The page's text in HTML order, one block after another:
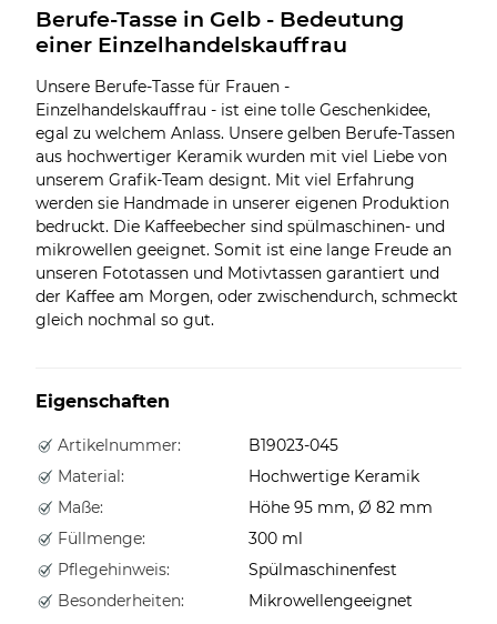
Berufe-Tasse in Gelb - Bedeutung
einer Einzelhandelskauffrau
Unsere Berufe-Tasse für Frauen -
Einzelhandelskauffrau - ist eine tolle Geschenkidee,
egal zu welchem Anlass. Unsere gelben Berufe-Tassen
aus hochwertiger Keramik wurden mit viel Liebe von
unserem Grafik-Team designt. Mit viel Erfahrung
werden sie Handmade in unserer eigenen Produktion
bedruckt. Die Kaffeebecher sind spülmaschinen- und
mikrowellen geeignet. Somit ist eine lange Freude an
unseren Fototassen und Motivtassen garantiert und
der Kaffee am Morgen, oder zwischendurch, schmeckt
gleich nochmal so gut.
Eigenschaften
Artikelnummer:
B19023-045
Material:
Hochwertige Keramik
Maße:
Höhe 95 mm, Ø 82 mm
Füllmenge:
300 ml
Pflegehinweis:
Spülmaschinenfest
Besonderheiten:
Mikrowellengeeignet